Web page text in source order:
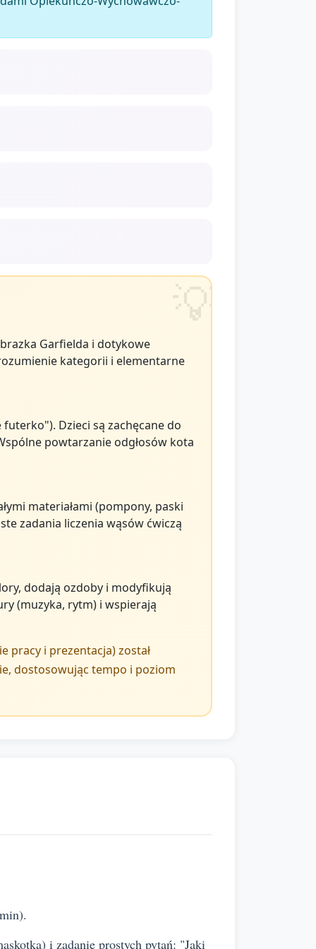
Garfielda i dotykowe
kategorii i elementarne
Dzieci są zachęcane do
powtarzanie odgłosów kota
materiałami (pompony, paski
zadania liczenia wąsów ćwiczą
dodają ozdoby i modyfikują
(muzyka, rytm) i wspierają
pracy i prezentacja) został
dostosowując tempo i poziom
i zadanie prostych pytań: "Jaki